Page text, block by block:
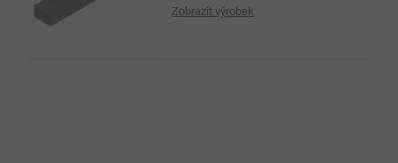
Zobrazit výrobek